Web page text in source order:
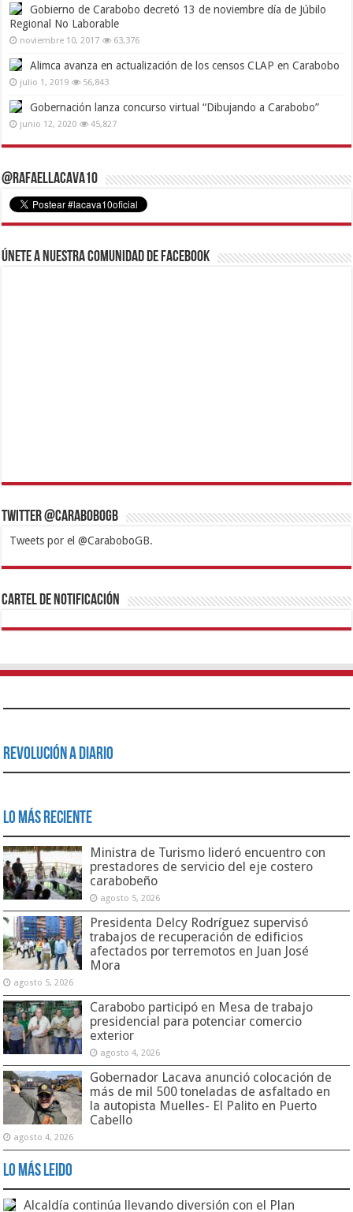
Gobierno de Carabobo decretó 13 de noviembre día de Júbilo
Regional No Laborable
noviembre 10, 2017 63,376
Alimca avanza en actualización de los censos CLAP en Carabobo
julio 1, 2019 56,843
Gobernación lanza concurso virtual “Dibujando a Carabobo”
junio 12, 2020 45,827
@RafaelLacava10
Únete a nuestra comunidad de Facebook
Twitter @CaraboboGB
Tweets por el @CaraboboGB.
1xbetBetturkeyBetistKralbetSupertotobetTipobetMatadorbetMariobet
https://mvbcasino.com/
Cartel de Notificación
Revolución a Diario
Lo Más Reciente
Ministra de Turismo lideró encuentro con
prestadores de servicio del eje costero
carabobeño
agosto 5, 2026
Presidenta Delcy Rodríguez supervisó
trabajos de recuperación de edificios
afectados por terremotos en Juan José
Mora
agosto 5, 2026
Carabobo participó en Mesa de trabajo
presidencial para potenciar comercio
exterior
agosto 4, 2026
Gobernador Lacava anunció colocación de
más de mil 500 toneladas de asfaltado en
la autopista Muelles- El Palito en Puerto
Cabello
agosto 4, 2026
Lo Más Leido
Alcaldía continúa llevando diversión con el Plan